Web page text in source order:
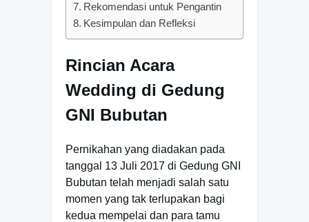
Rekomendasi untuk Pengantin
Kesimpulan dan Refleksi
Rincian Acara
Wedding di Gedung
GNI Bubutan
Pernikahan yang diadakan pada
tanggal 13 Juli 2017 di Gedung GNI
Bubutan telah menjadi salah satu
momen yang tak terlupakan bagi
kedua mempelai dan para tamu